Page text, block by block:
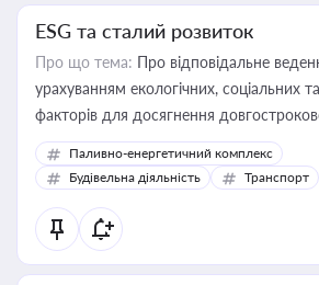
ESG та сталий розвиток
Про що тема: Про відповідальне
урахуванням екологічних, соціальних
факторів для досягнення
Паливно-енергетичний комплекс
Будівельна діяльність
Транспорт